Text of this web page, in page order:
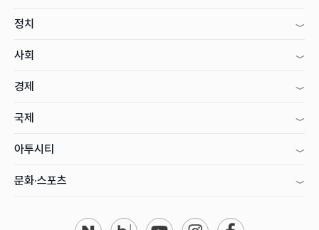
정치
사회
경제
국제
아투시티
문화·스포츠